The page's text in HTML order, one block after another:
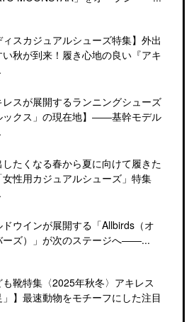
ィスカジュアルシューズ特集】外出
い秋が到来！履き心地の良い『アキ
レスが展開するランニングシューズ
ックス」の現在地】――基幹モデル
したくなる春から夏に向けて履きた
女性用カジュアルシューズ」特集
ドウインが展開する「Allbirds（オ
ーズ）」が次のステージへ――...
も靴特集〈2025年秋冬〉アキレス
」】最速動物をモチーフにした注目